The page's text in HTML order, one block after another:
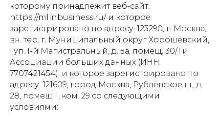
которому принадлежит веб-сайт:
https://mlinbusiness.ru/ и которое
зарегистрировано по адресу: 123290, г. Москва,
вн. тер. г. Муниципальный округ Хорошевский,
Туп. 1-й Магистральный, д. 5а, помещ. 30/1 и
Ассоциации больших данных (ИНН:
7707421454), и которое зарегистрировано по
адресу: 121609, город Москва, Рублёвское ш., д.
28, помещ. I, ком. 29 со следующими
условиями: